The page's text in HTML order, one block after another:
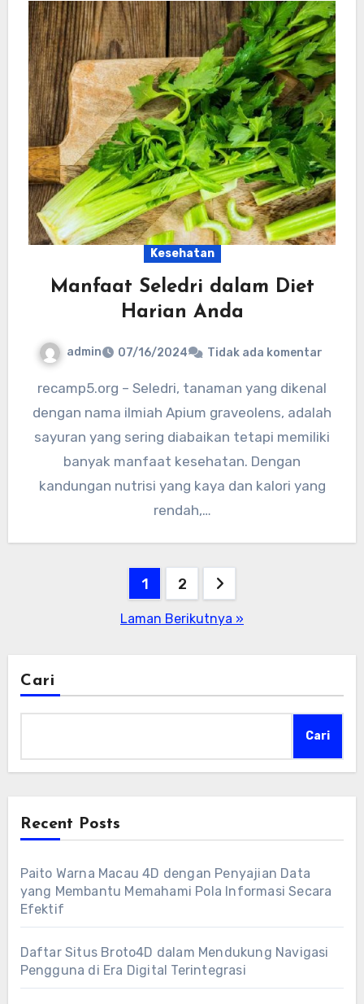
Kesehatan
Manfaat Seledri dalam Diet
Harian Anda
admin 07/16/2024 Tidak ada komentar
recamp5.org – Seledri, tanaman yang dikenal
dengan nama ilmiah Apium graveolens, adalah
sayuran yang sering diabaikan tetapi memiliki
banyak manfaat kesehatan. Dengan
kandungan nutrisi yang kaya dan kalori yang
rendah,…
1 2
Laman Berikutnya »
Cari
Cari
Recent Posts
Paito Warna Macau 4D dengan Penyajian Data
yang Membantu Memahami Pola Informasi Secara
Efektif
Daftar Situs Broto4D dalam Mendukung Navigasi
Pengguna di Era Digital Terintegrasi